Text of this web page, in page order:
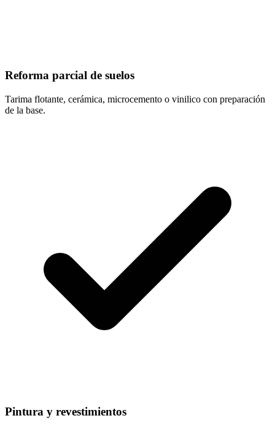
Reforma parcial de suelos
Tarima flotante, cerámica, microcemento o vinilico con preparación
de la base.
Pintura y revestimientos